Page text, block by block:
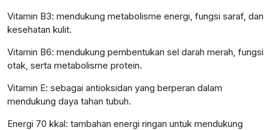
Vitamin B3: mendukung metabolisme energi, fungsi saraf, dan
kesehatan kulit.
Vitamin B6: mendukung pembentukan sel darah merah, fungsi
otak, serta metabolisme protein.
Vitamin E: sebagai antioksidan yang berperan dalam
mendukung daya tahan tubuh.
Energi 70 kkal: tambahan energi ringan untuk mendukung